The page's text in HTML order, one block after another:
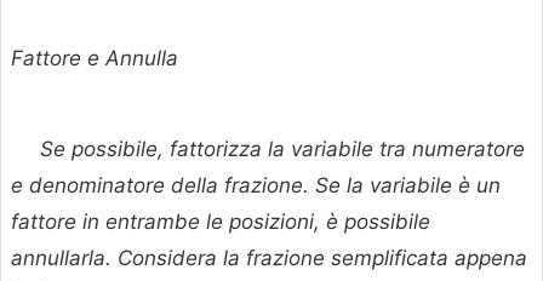
Fattore e Annulla
Se possibile, fattorizza la variabile tra numeratore
e denominatore della frazione. Se la variabile è un
fattore in entrambe le posizioni, è possibile
annullarla. Considera la frazione semplificata appena